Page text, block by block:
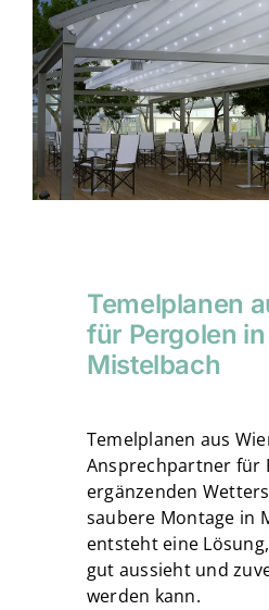
Temelplanen
für Pergolen in
Mistelbach
Temelplanen aus
Ansprechpartner für
ergänzenden
saubere Montage in
entsteht eine
gut aussieht und
werden kann.